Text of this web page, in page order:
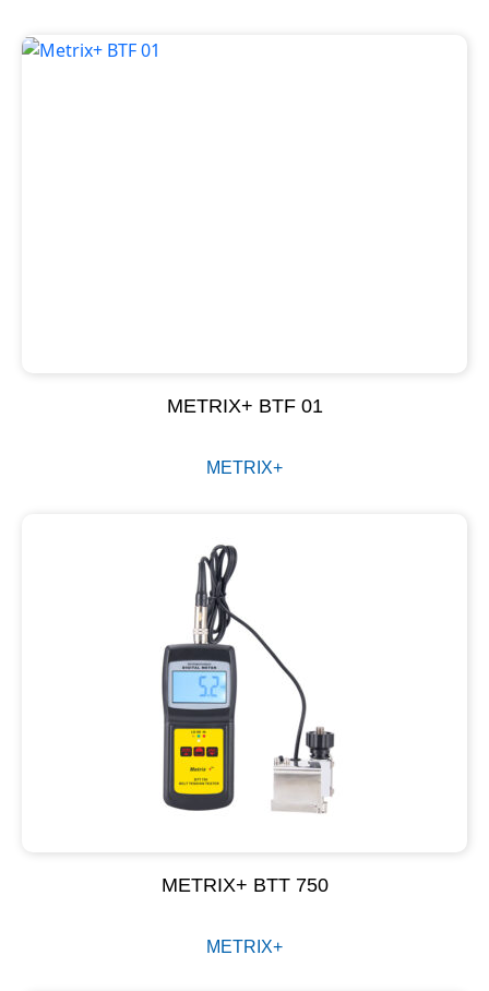
METRIX+ BTF 01
METRIX+
METRIX+ BTT 750
METRIX+